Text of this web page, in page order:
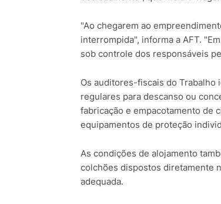
"Ao chegarem ao
interrompida", informa a AFT.
sob controle dos responsáveis
Os auditores-fiscais do Trabalho
regulares para descanso ou
fabricação e empacotamento de
equipamentos de proteção
As condições de alojamento
colchões dispostos diretamente
adequada.